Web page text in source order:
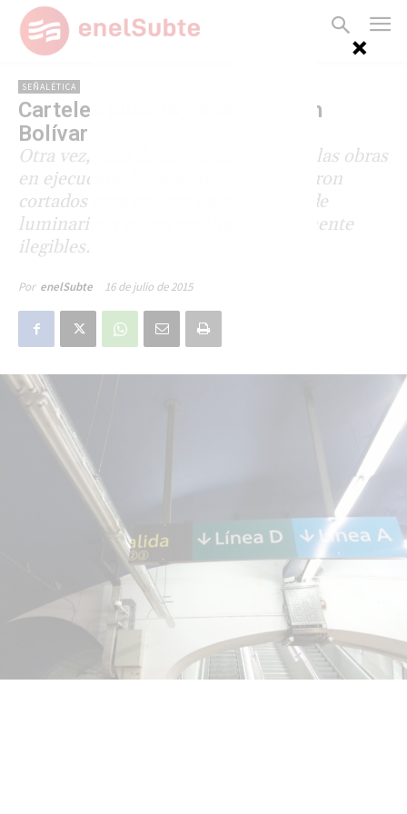
SEÑALÉTICA
Carteles nuevos, rebanados en
Bolívar
Otra vez, falta de coordinación entre las obras
en ejecución: los nuevos carteles fueron
cortados para colocar nuevas líneas de
luminarias y ahora resultan parcialmente
ilegibles.
Por enelSubte 16 de julio de 2015